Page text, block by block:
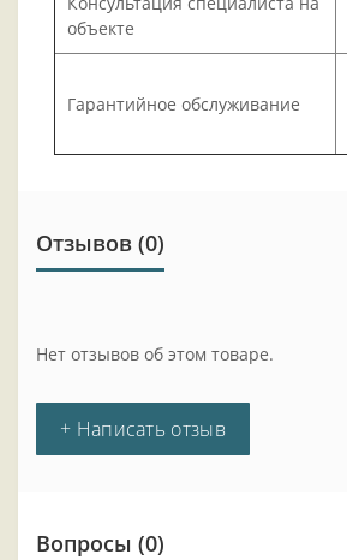
объекте
Гарантийное обслуживание
Отзывов (0)
Нет отзывов об этом товаре.
+ Написать отзыв
Вопросы (0)